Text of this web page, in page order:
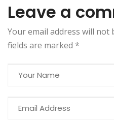
Leave a
Your email address will not
fields are marked *